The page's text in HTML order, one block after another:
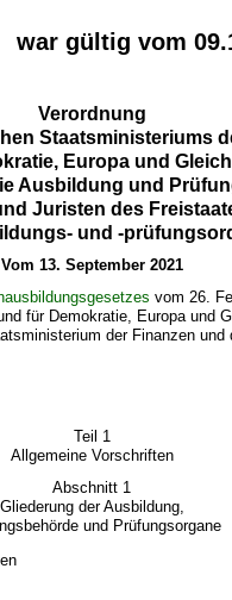
war gültig vom
Verordnung
Staatsministeriums
Europa und
Ausbildung und
Juristen des
und -
Vom 13. September 2021
vom 26.
für Demokratie, Europa und
der Finanzen
Teil 1
Allgemeine Vorschriften
Abschnitt 1
Gliederung der Ausbildung,
und Prüfungsorgane